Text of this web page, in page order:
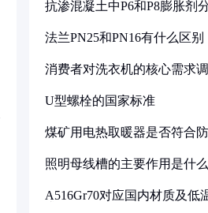
抗渗混凝土中P6和P8膨胀剂
法兰PN25和PN16有什么区别
消费者对洗衣机的核心需求
U型螺栓的国家标准
煤矿用电热取暖器是否符合
照明母线槽的主要作用是什么
A516Gr70对应国内材质及低